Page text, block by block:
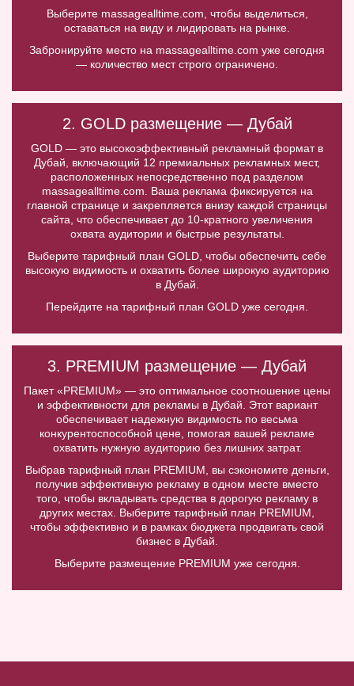
Выберите massagealltime.com, чтобы выделиться,
оставаться на виду и лидировать на рынке.
Забронируйте место на massagealltime.com уже сегодня
— количество мест строго ограничено.
2. GOLD размещение — Дубай
GOLD — это высокоэффективный рекламный формат в
Дубай, включающий 12 премиальных рекламных мест,
расположенных непосредственно под разделом
massagealltime.com. Ваша реклама фиксируется на
главной странице и закрепляется внизу каждой страницы
сайта, что обеспечивает до 10-кратного увеличения
охвата аудитории и быстрые результаты.
Выберите тарифный план GOLD, чтобы обеспечить себе
высокую видимость и охватить более широкую аудиторию
в Дубай.
Перейдите на тарифный план GOLD уже сегодня.
3. PREMIUM размещение — Дубай
Пакет «PREMIUM» — это оптимальное соотношение цены
и эффективности для рекламы в Дубай. Этот вариант
обеспечивает надежную видимость по весьма
конкурентоспособной цене, помогая вашей рекламе
охватить нужную аудиторию без лишних затрат.
Выбрав тарифный план PREMIUM, вы сэкономите деньги,
получив эффективную рекламу в одном месте вместо
того, чтобы вкладывать средства в дорогую рекламу в
других местах. Выберите тарифный план PREMIUM,
чтобы эффективно и в рамках бюджета продвигать свой
бизнес в Дубай.
Выберите размещение PREMIUM уже сегодня.